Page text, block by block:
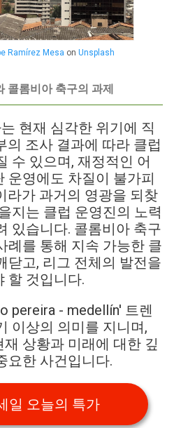
Ramírez Mesa on Unsplash
콜롬비아 축구의 과제
현재 심각한 위기에 직
의 조사 결과에 따라 클럽
수 있으며, 재정적인 어
운영에도 차질이 불가피
라가 과거의 영광을 되찾
지는 클럽 운영진의 노력
있습니다. 콜롬비아 축구
례를 통해 지속 가능한 클
닫고, 리그 전체의 발전을
할 것입니다.
pereira - medellín' 트렌
이상의 의미를 지니며,
상황과 미래에 대한 깊
요한 사건입니다.
일 오늘의 특가